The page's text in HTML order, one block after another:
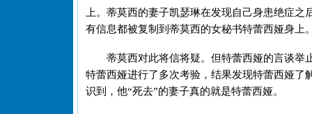
上。蒂莫西的妻子凯瑟琳在发现自己身患绝症
有信息都被复制到蒂莫西的女秘书特蕾西娅身上
蒂莫西对此将信将疑。但特蕾西娅的言谈举
特蕾西娅进行了多次考验，结果发现特蕾西娅
识到，他“死去”的妻子真的就是特蕾西娅。